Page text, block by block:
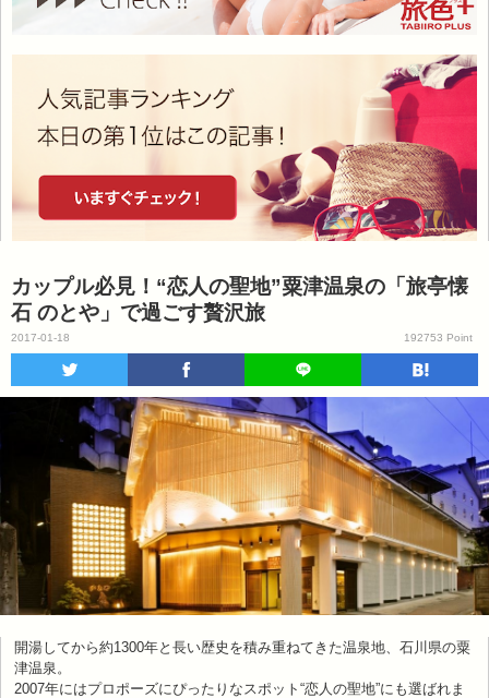
カップル必見！“恋人の聖地”粟津温泉の「旅亭懐
石 のとや」で過ごす贅沢旅
2017-01-18 192753 Point
開湯してから約1300年と長い歴史を積み重ねてきた温泉地、石川県の粟
津温泉。
2007年にはプロポーズにぴったりなスポット“恋人の聖地”にも選ばれま